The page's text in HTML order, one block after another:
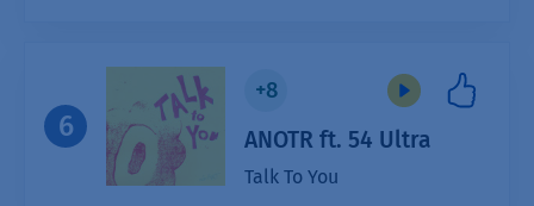
6
+8
ANOTR ft. 54 Ultra
Talk To You